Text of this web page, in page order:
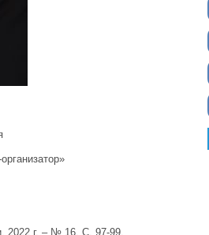
2022 г. – № 16. С. 97-99.